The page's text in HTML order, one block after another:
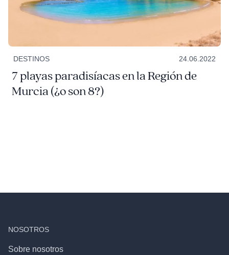
DESTINOS 24.06.2022
7 playas paradisíacas en la Región de
Murcia (¿o son 8?)
NOSOTROS
Sobre nosotros